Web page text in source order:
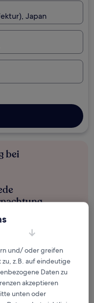
Japan
bei
für Mitglieder
Daten
Morgen
7. Aug. - 8. Aug.
und/ oder greifen
z.B. auf eindeutige
Daten zu
akzeptieren
unten oder